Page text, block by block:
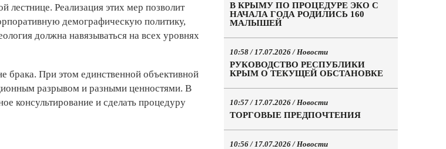
лестнице. Реализация этих мер позволит
демографическую политику,
должна навязываться на всех уровнях
брака. При этом единственной объективной
разрывом и разными ценностями. В
консультирование и сделать процедуру
В КРЫМУ ПО ПРОЦЕДУРЕ ЭКО С
НАЧАЛА ГОДА РОДИЛИСЬ 160
МАЛЫШЕЙ
10:58 / 17.07.2026 /Новости
РУКОВОДСТВО РЕСПУБЛИКИ
КРЫМ О ТЕКУЩЕЙ ОБСТАНОВКЕ
10:57 / 17.07.2026 /Новости
ТОРГОВЫЕ ПРЕДПОЧТЕНИЯ
10:56 / 17.07.2026 /Новости